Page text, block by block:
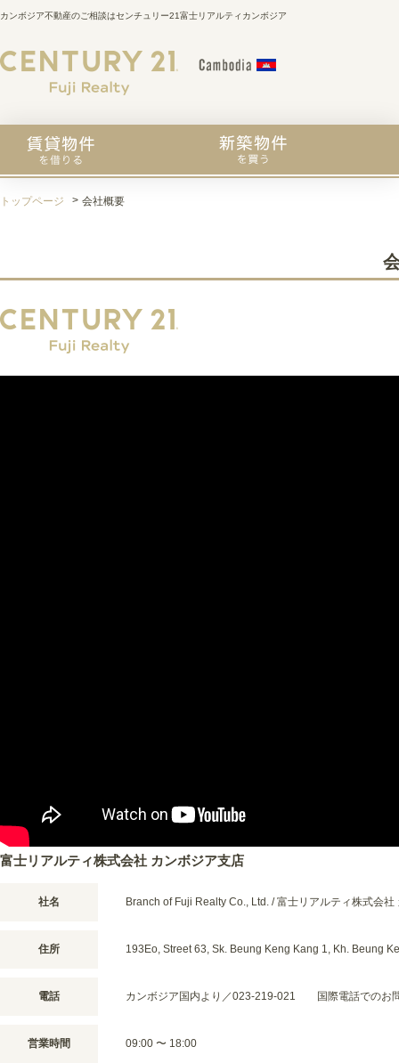
カンボジア不動産のご相談はセンチュリー21富士リアルティカンボジア
トップページ 会社概要
富士リアルティ株式会社 カンボジア支店
社名 Branch of Fuji Realty Co., Ltd. / 富士リアルティ株式会社
住所 193Eo, Street 63, Sk. Beung Keng Kang 1, Kh. Beung
電話 カンボジア国内より／023-219-021 国際電話でのお
営業時間 09:00 〜 18:00